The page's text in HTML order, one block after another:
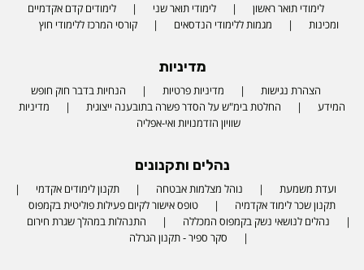
לימודי תואר ראשון לימודי תואר שני
לימודים קדם אקדמיים
ומכינות
מגמות ללימודי הנדסאים קורסי המרכז ללימודי חוץ
מדיניות
הצהרת נגישות מדיניות פרטיות
הנחיות בדבר חוק חופש
המידע
החלטת בימ"ש על הסדר פשרה בתובענה ייצוגית
מדיניות
שוויון הזדמנויות ואי-אפליה
נהלים ותקנונים
ועדת משמעת נוהל מצלמות אבטחה
תקנון לימודים אקדמי
תקנון שכר לימוד אקדמיה
טופס אישור לקיום פעילות פוליטית בקמפוס
נהלים לנושאי נשק בקמפוס המכללה
התנהלות במהלך שגרת חירום
סקר ספיר - תקנון הגרלה